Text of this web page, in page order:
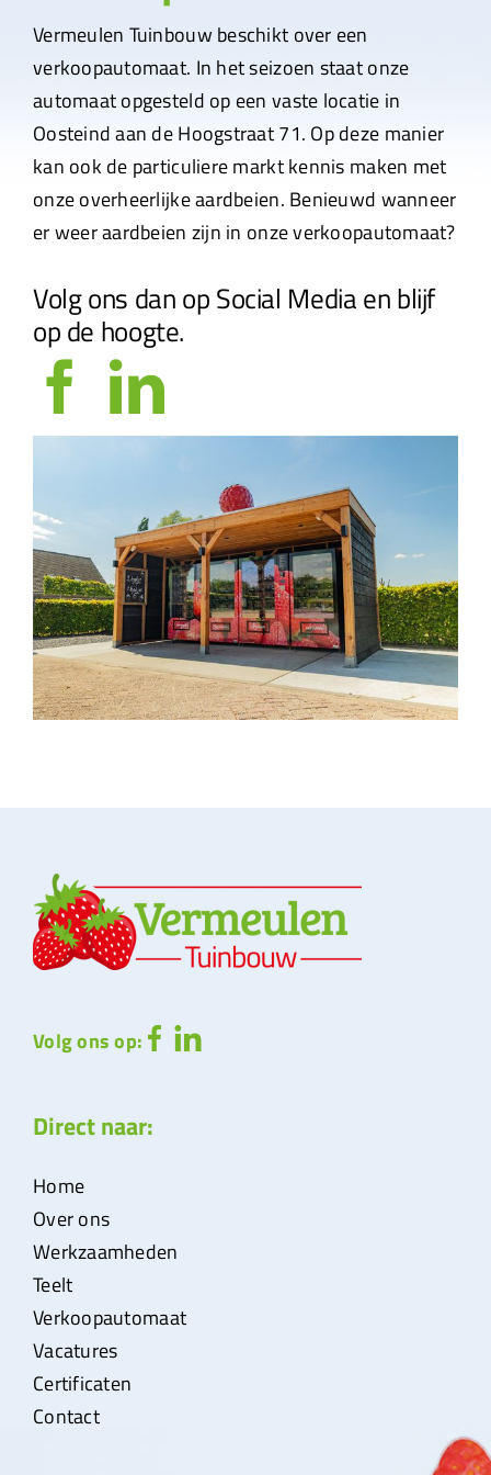
Vermeulen Tuinbouw beschikt over een
verkoopautomaat. In het seizoen staat onze
automaat opgesteld op een vaste locatie in
Oosteind aan de Hoogstraat 71. Op deze manier
kan ook de particuliere markt kennis maken met
onze overheerlijke aardbeien. Benieuwd wanneer
er weer aardbeien zijn in onze verkoopautomaat?
Volg ons dan op Social Media en blijf
op de hoogte.
Volg ons op:
Direct naar:
Home
Over ons
Werkzaamheden
Teelt
Verkoopautomaat
Vacatures
Certificaten
Contact